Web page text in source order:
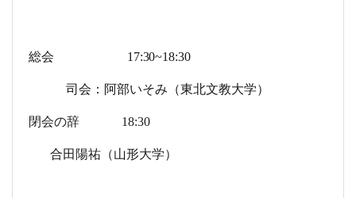
総会 17:30~18:30
司会：阿部いそみ（東北文教大学）
閉会の辞 18:30
合田陽祐（山形大学）